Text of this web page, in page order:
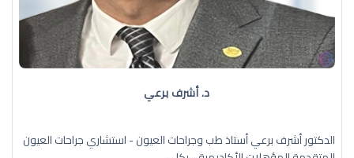
د. أشرف برعي
الدكتور أشرف برعي أستاذ طب وجراحات العيون - استشاري جراحات العيون